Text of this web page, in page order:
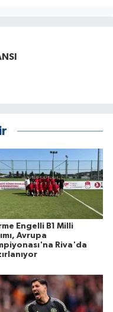
Engelli B1 Milli
Avrupa
Riva'da